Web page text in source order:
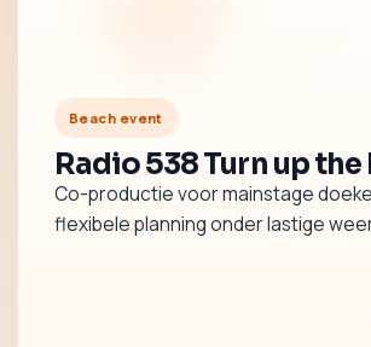
Beach event
Radio 538 Turn up the
Co-productie voor mainstage
flexibele planning onder lastige